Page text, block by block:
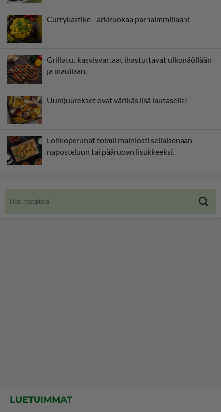
Currykastike - arkiruokaa parhaimmillaan!
Grillatut kasvisvartaat ihastuttavat ulkonäöllään
ja maullaan.
Uunijuurekset ovat värikäs lisä lautasella!
Lohkoperunat toimii mainiosti sellaisenaan
naposteluun tai pääruoan lisukkeeksi.
LUETUIMMAT